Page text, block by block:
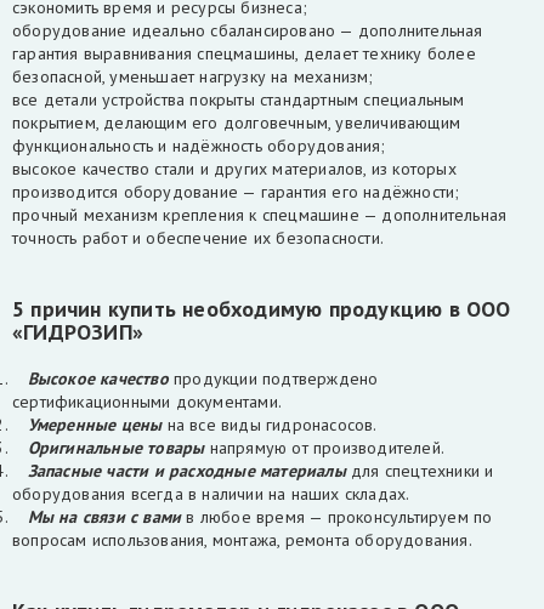
сэкономить время и ресурсы бизнеса;
оборудование идеально сбалансировано — дополнительная
гарантия выравнивания спецмашины, делает технику более
безопасной, уменьшает нагрузку на механизм;
все детали устройства покрыты стандартным специальным
покрытием, делающим его долговечным, увеличивающим
функциональность и надёжность оборудования;
высокое качество стали и других материалов, из которых
производится оборудование — гарантия его надёжности;
прочный механизм крепления к спецмашине — дополнительная
точность работ и обеспечение их безопасности.
5 причин купить необходимую продукцию в ООО
«ГИДРОЗИП»
Высокое качествопродукции подтверждено
сертификационными документами.
Умеренные цены на все виды гидронасосов.
Оригинальные товарынапрямую от производителей.
Запасные части и расходные материалыдля спецтехники и
оборудования всегда в наличии на наших складах.
Мы на связи с вамив любое время — проконсультируем по
вопросам использования, монтажа, ремонта оборудования.